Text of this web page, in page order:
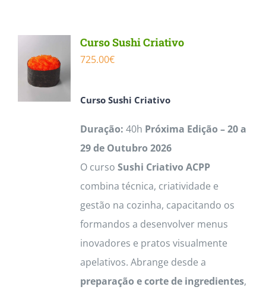
variants.
may
be
chosen
on
the
product
page
Curso Sushi Criativo
725.00€
Curso Sushi Criativo
Duração: 40h Próxima Edição – 20 a
29 de Outubro 2026
O curso Sushi Criativo ACPP
combina técnica, criatividade e
gestão na cozinha, capacitando os
formandos a desenvolver menus
inovadores e pratos visualmente
apelativos. Abrange desde a
preparação e corte de ingredientes,